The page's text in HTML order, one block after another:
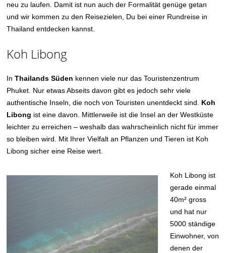
neu zu laufen. Damit ist nun auch der Formalität genüge getan
und wir kommen zu den Reisezielen, Du bei einer Rundreise in
Thailand entdecken kannst.
Koh Libong
InThailands Süden kennen viele nur das Touristenzentrum
Phuket. Nur etwas Abseits davon gibt es jedoch sehr viele
authentische Inseln, die noch von Touristen unentdeckt sind. Koh
Libong ist eine davon. Mittlerweile ist die Insel an der Westküste
leichter zu erreichen – weshalb das wahrscheinlich nicht für immer
so bleiben wird. Mit Ihrer Vielfalt an Pflanzen und Tieren ist Koh
Libong sicher eine Reise wert.
Koh Libong ist
gerade einmal
40m² gross
und hat nur
5000 ständige
Einwohner, von
denen der